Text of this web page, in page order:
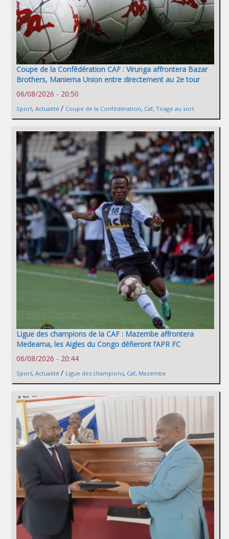
Coupe de la Confédération CAF : Virunga affrontera Bazar
Brothers, Maniema Union entre directement au 2e tour
06/08/2026 - 20:50
Sport, Actualité / Coupe de la Confédération, Caf, Tirage au sort
Ligue des champions de la CAF : Mazembe affrontera
Medeama, les Aigles du Congo défieront l’APR FC
06/08/2026 - 20:44
Sport, Actualité / Ligue des champions, Caf, Mazembe